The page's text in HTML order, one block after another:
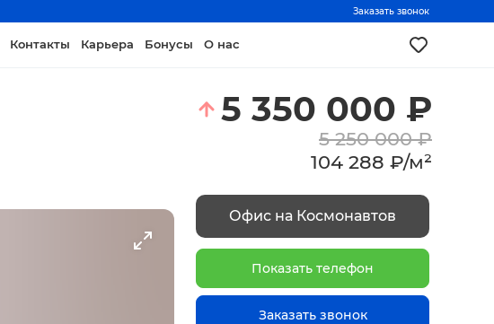
Заказать звонок
Контакты Карьера Бонусы О нас
5 350 000 ₽
5 250 000 ₽
104 288 ₽/м²
Офис на Космонавтов
Показать телефон
Заказать звонок